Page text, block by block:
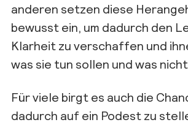
anderen setzen diese
bewusst ein, um dadurch den
Klarheit zu verschaffen und
was sie tun sollen und was nicht.
Für viele birgt es auch die
dadurch auf ein Podest zu